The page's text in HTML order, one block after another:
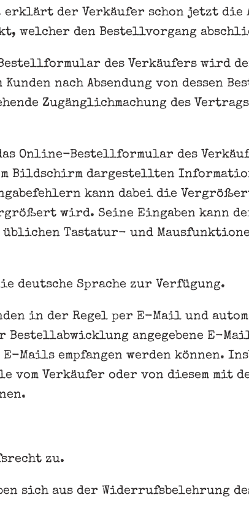
der Verkäufer schon jetzt die
welcher den Bestellvorgang
des Verkäufers wird
nach Absendung von dessen
Zugänglichmachung des
Online-Bestellformular des
Bildschirm dargestellten
kann dabei die
wird. Seine Eingaben kann der
Tastatur- und
deutsche Sprache zur Verfügung.
in der Regel per E-Mail und
Bestellabwicklung angegebene E-
Mails empfangen werden können.
vom Verkäufer oder von diesem mit
zu.
sich aus der Widerrufsbelehrung